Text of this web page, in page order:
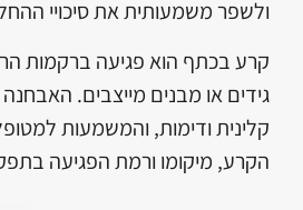
ולשפר משמעותית את סיכויי
קרע בכתף הוא פגיעה ברקמות
גידים או מבנים מייצבים.
קלינית ודימות, והמשמעות
הקרע, מיקומו ורמת הפגיעה